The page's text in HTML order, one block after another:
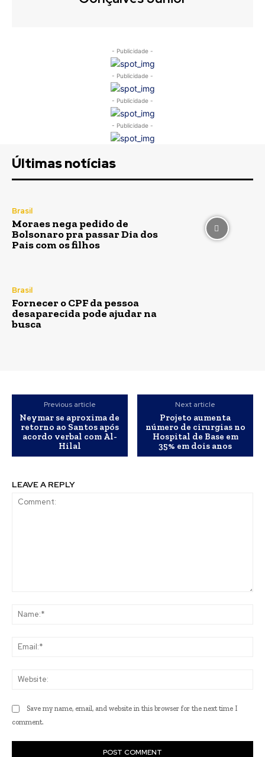
- Publicidade -
- Publicidade -
- Publicidade -
- Publicidade -
Últimas notícias
Brasil
Moraes nega pedido de
Bolsonaro pra passar Dia dos
Pais com os filhos
Brasil
Fornecer o CPF da pessoa
desaparecida pode ajudar na
busca
Previous article
Neymar se aproxima de
retorno ao Santos após
acordo verbal com Al-
Hilal
Next article
Projeto aumenta
número de cirurgias no
Hospital de Base em
35% em dois anos
LEAVE A REPLY
Save my name, email, and website in this browser for the next time I
comment.